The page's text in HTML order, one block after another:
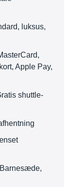
luksus,
Apple Pay,
shuttle-